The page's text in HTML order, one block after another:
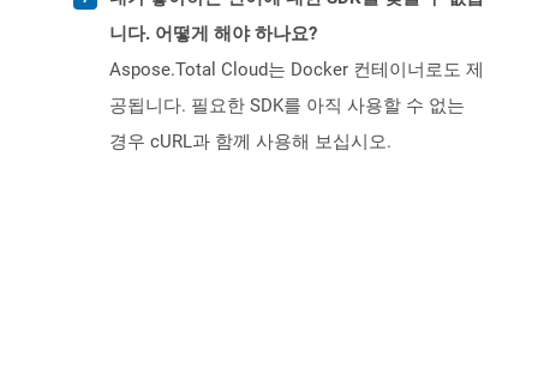
니다. 어떻게 해야 하나요?
Aspose.Total Cloud는 Docker 컨테이너로도 제
공됩니다. 필요한 SDK를 아직 사용할 수 없는
경우 cURL과 함께 사용해 보십시오.